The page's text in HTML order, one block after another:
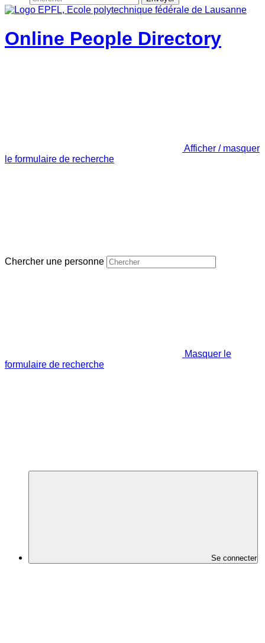
Online People Directory
Afficher / masquer
le formulaire de recherche
Chercher une personne
Masquer le
formulaire de recherche
Se connecter